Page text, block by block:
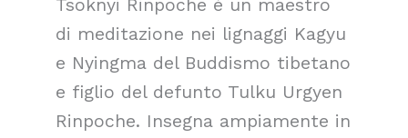
Tsoknyi Rinpoche è un maestro
di meditazione nei lignaggi Kagyu
e Nyingma del Buddismo tibetano
e figlio del defunto Tulku Urgyen
Rinpoche. Insegna ampiamente in